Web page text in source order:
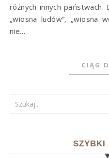
różnych innych
„wiosna ludów”, „wiosna
nie…
CIĄG
SZYBKI